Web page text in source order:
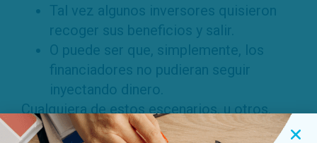
Tal vez algunos inversores quisieron
recoger sus beneficios y salir.
O puede ser que, simplemente, los
financiadores no pudieran seguir
inyectando dinero.
Cualquiera de estos escenarios, u otros,
pueden haber llevado a una situación de